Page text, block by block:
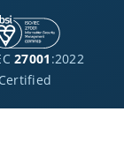
27001 :2022
Certified